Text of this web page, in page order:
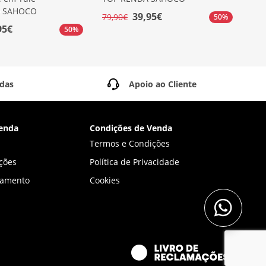
50%
79,90€ 39,95€ 50%
Apoio ao Cliente
Condições de Venda
Termos e Condições
Política de Privacidade
Cookies